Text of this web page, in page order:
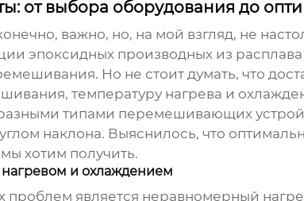
от выбора оборудования до
важно, но, на мой взгляд, не
эпоксидных производных из расплава
Но не стоит думать, что
температуру нагрева и
типами перемешивающих
наклона. Выяснилось, что
хотим получить.
и охлаждением
проблем является неравномерный